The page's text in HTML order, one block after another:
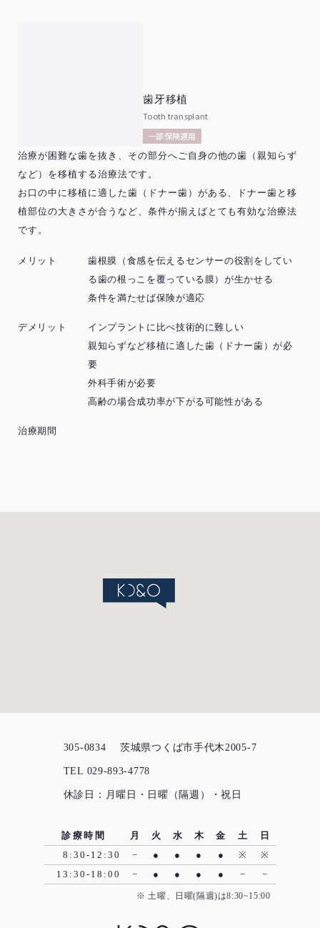
歯牙移植
Tooth transplant
一部保険適用
治療が困難な歯を抜き、その部分へご自身の他の歯（親知らず
など）を移植する治療法です。
お口の中に移植に適した歯（ドナー歯）がある、ドナー歯と移
植部位の大きさが合うなど、条件が揃えばとても有効な治療法
です。
メリット
歯根膜（食感を伝えるセンサーの役割をしてい
る歯の根っこを覆っている膜）が生かせる
条件を満たせば保険が適応
デメリット
インプラントに比べ技術的に難しい
親知らずなど移植に適した歯（ドナー歯）が必
要
外科手術が必要
高齢の場合成功率が下がる可能性がある
治療期間
305-0834 茨城県つくば市手代木2005-7
TEL 029-893-4778
休診日：月曜日・日曜（隔週）・祝日
診療時間 月 火 水 木 金 土
日
8:30-12:30
− ● ● ● ● ※
※
13:30-18:00
− ● ● ● ● − −
※ 土曜、日曜(隔週)は8:30~15:00